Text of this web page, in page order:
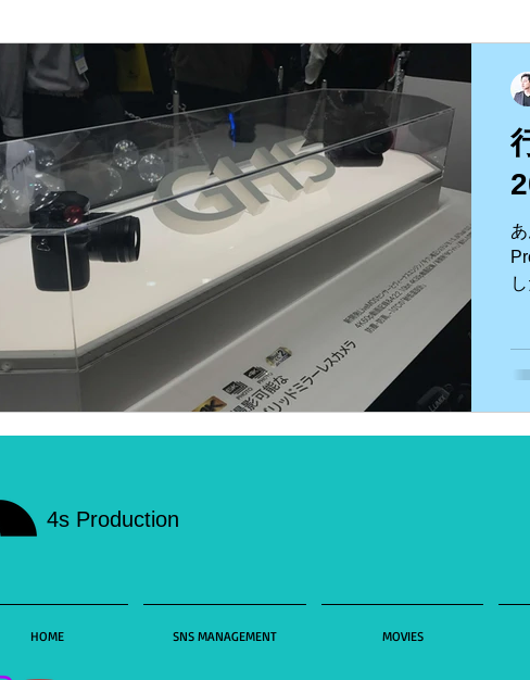
iPhone サーフィン ユーチューバー Misoca アンバ
インタラクティブ 映像編集ソフトetc ランサーズ ゲ
4s Production etc 映画レビュー ハワイロケ 英語etc
ライブストリーミングetc iPhone etc アニメーション
リクルート用 動画制作 YouTube
4s Production
HOME SNS MANAGEMENT MOVIES